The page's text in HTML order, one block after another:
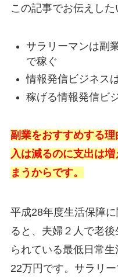
この記事でお伝えした
サラリーマンは副
で稼ぐ
情報発信ビジネス
稼げる情報発信ビ
副業をおすすめする
入は減るのに支出は
まうからです。
平成28年度生活保障
ると、夫婦２人で老
られている最低日常
22万円です。サラリ